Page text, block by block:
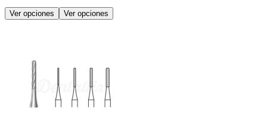
Ver opciones Ver opciones